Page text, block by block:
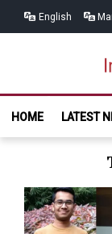
English
HOME
LATEST